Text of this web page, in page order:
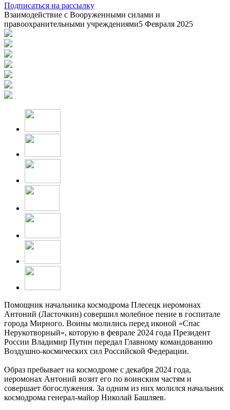
Подписаться на рассылку
Взаимодействие с Вооруженными силами и
правоохранительными учреждениями5 Февраля 2025
Помощник начальника космодрома Плесецк иеромонах
Антоний (Ласточкин) совершил молебное пение в госпитале
города Мирного. Воины молились перед иконой «Спас
Нерукотворный», которую в феврале 2024 года Президент
России Владимир Путин передал Главному командованию
Воздушно-космических сил Российской Федерации.
Образ пребывает на космодроме с декабря 2024 года,
иеромонах Антоний возит его по воинским частям и
совершает богослужения. За одним из них молился начальник
космодрома генерал-майор Николай Башляев.